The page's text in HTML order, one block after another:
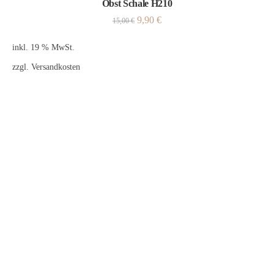
Obst Schale H210
15,00€ 9,90 €
inkl. 19 % MwSt.
zzgl. Versandkosten